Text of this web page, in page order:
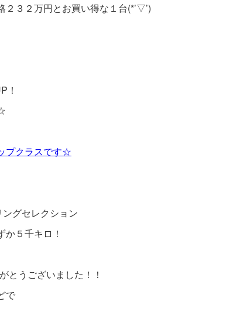
３２万円とお買い得な１台(*’▽’)
！
プクラスです☆
グセレクション
５千キロ！
とうございました！！
で